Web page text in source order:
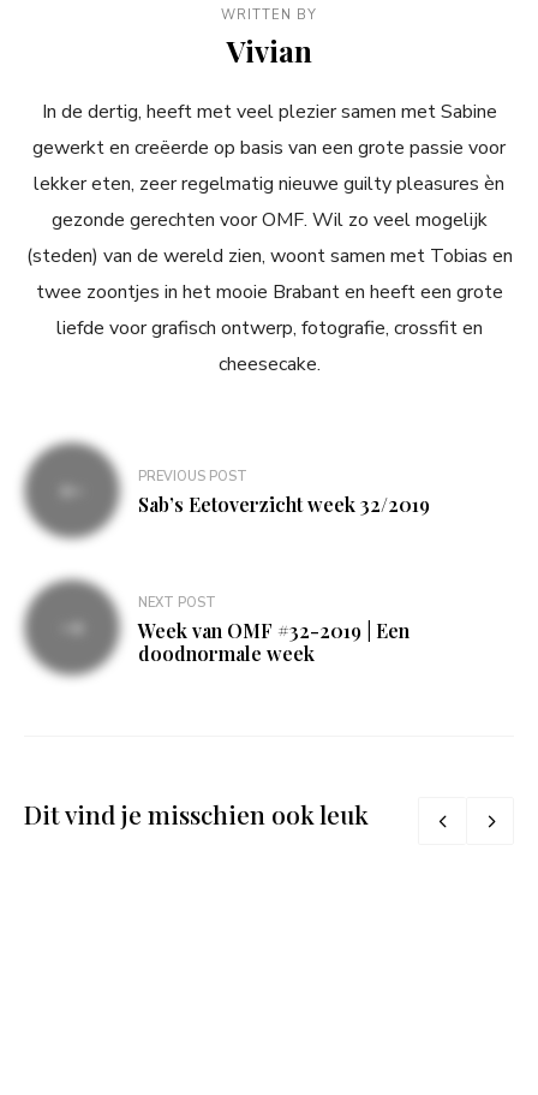
WRITTEN BY
Vivian
In de dertig, heeft met veel plezier samen met Sabine
gewerkt en creëerde op basis van een grote passie voor
lekker eten, zeer regelmatig nieuwe guilty pleasures èn
gezonde gerechten voor OMF. Wil zo veel mogelijk
(steden) van de wereld zien, woont samen met Tobias en
twee zoontjes in het mooie Brabant en heeft een grote
liefde voor grafisch ontwerp, fotografie, crossfit en
cheesecake.
Bericht
navigatie
PREVIOUS POST
Sab’s Eetoverzicht week 32/2019
NEXT POST
Week van OMF #32-2019 | Een
doodnormale week
Dit vind je misschien ook leuk